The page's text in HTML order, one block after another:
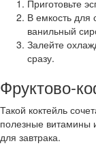
Приготовьте
В емкость для
ванильный
Залейте
сразу.
Фруктово-
Такой коктейль
полезные витамины
для завтрака.